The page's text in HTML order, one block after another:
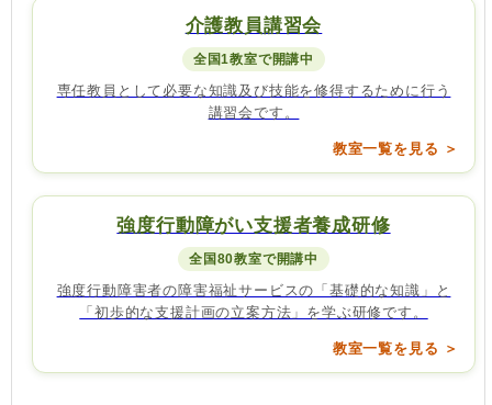
介護教員講習会
全国1教室で開講中
専任教員として必要な知識及び技能を修得するために行う
講習会です。
教室一覧を見る ＞
強度行動障がい支援者養成研修
全国80教室で開講中
強度行動障害者の障害福祉サービスの「基礎的な知識」と
「初歩的な支援計画の立案方法」を学ぶ研修です。
教室一覧を見る ＞